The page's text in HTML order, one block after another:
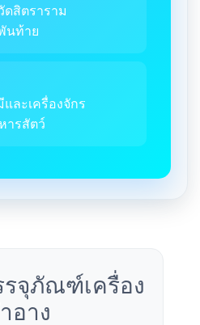
ดสิตราราม
นท้าย
และเครื่องจักร
ารสัตว์
จุภัณฑ์เครื่อง
อาง